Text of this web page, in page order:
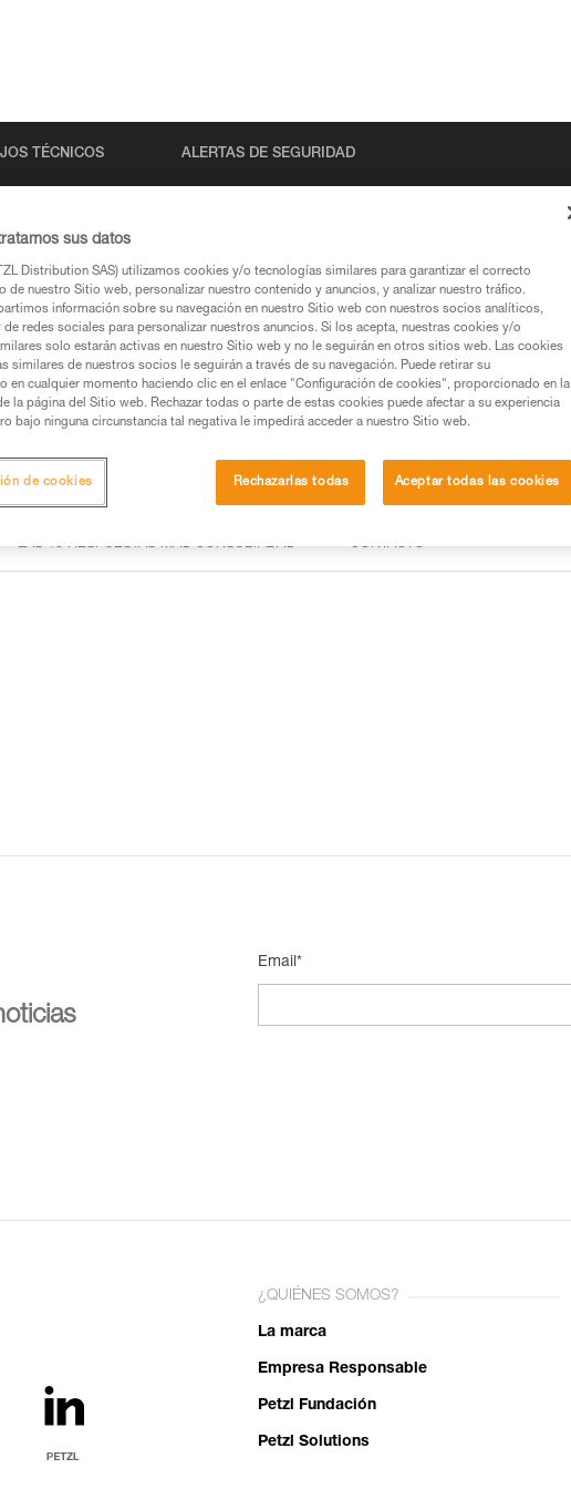
TÉCNICOS ALERTAS DE SEGURIDAD
de productos y técnicas, las debería
búsqueda
LAS 15 RESPUESTAS MÁS CONSULTADAS CONTACTO
Email*
¿QUIÉNES SOMOS?
La marca
Empresa Responsable
Petzl Fundación
Petzl Solutions
sus datos
Distribution SAS) utilizamos cookies y/o tecnologías similares para garantizar el correcto
de nuestro Sitio web, personalizar nuestro contenido y anuncios, y analizar nuestro tráfico.
información sobre su navegación en nuestro Sitio web con nuestros socios analíticos,
redes sociales para personalizar nuestros anuncios. Si los acepta, nuestras cookies y/o
solo estarán activas en nuestro Sitio web y no le seguirán en otros sitios web. Las cookies
similares de nuestros socios le seguirán a través de su navegación. Puede retirar su
en cualquier momento haciendo clic en el enlace "Configuración de cookies", proporcionado en la
la página del Sitio web. Rechazar todas o parte de estas cookies puede afectar a su experiencia
bajo ninguna circunstancia tal negativa le impedirá acceder a nuestro Sitio web.
Rechazarlas todas Aceptar todas las cookies
de cookies